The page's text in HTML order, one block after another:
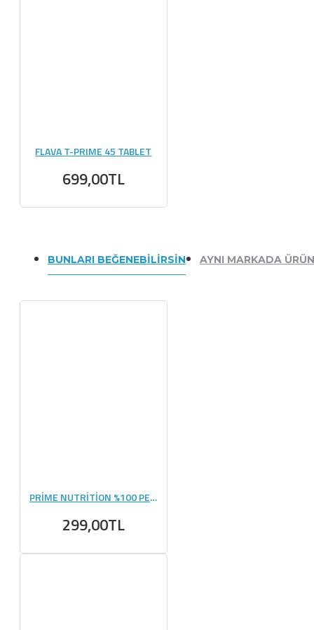
FLAVA T-PRIME 45 TABLET
699,00TL
BUNLARI BEĞENEBILIRSIN AYNI MARKADA
PRİME NUTRİTİON %100 PEANUT BUTTER YER FISTIĞI 350 GR
299,00TL